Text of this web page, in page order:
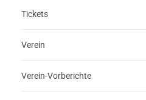
Tickets
Verein
Verein-Vorberichte